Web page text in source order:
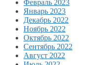
Февраль 2023
Январь 2023
Декабрь 2022
Ноябрь 2022
Октябрь 2022
Сентябрь 2022
Август 2022